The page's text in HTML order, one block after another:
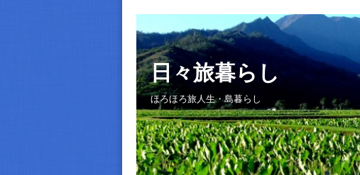
日々旅暮らし
ほろほろ旅人生・島暮らし